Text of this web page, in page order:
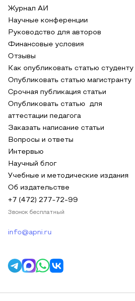
Журнал АИ
Научные конференции
Руководство для авторов
Финансовые условия
Отзывы
Как опубликовать статью студенту
Опубликовать статью магистранту
Срочная публикация статьи
Опубликовать статью для
аттестации педагога
Заказать написание статьи
Вопросы и ответы
Интервью
Научный блог
Учебные и методические издания
Об издательстве
+7 (472) 277-72-99
Звонок бесплатный
info@apni.ru